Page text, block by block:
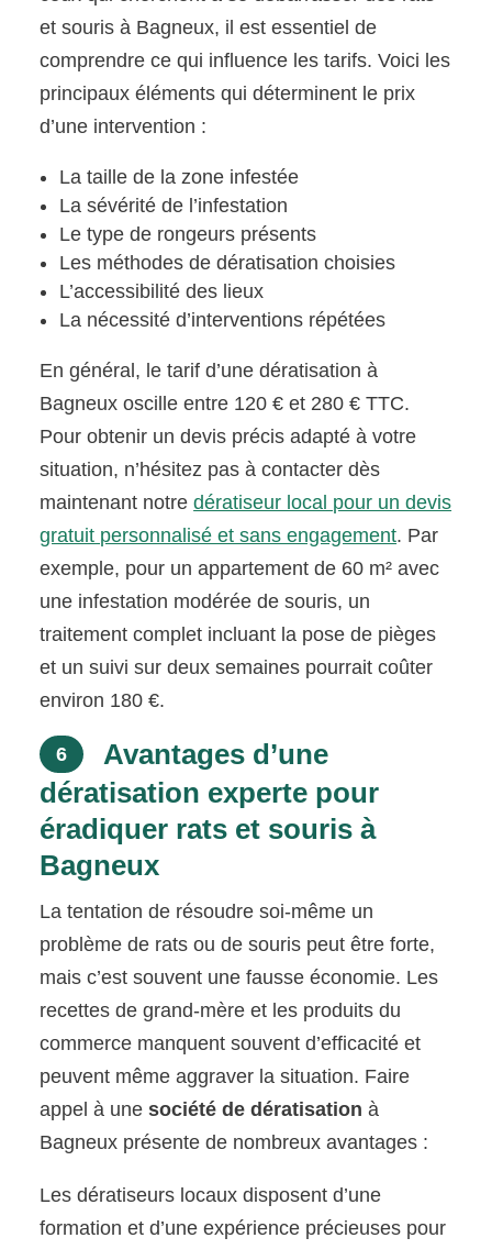
et souris à Bagneux, il est essentiel de
comprendre ce qui influence les tarifs. Voici les
principaux éléments qui déterminent le prix
d’une intervention :
La taille de la zone infestée
La sévérité de l’infestation
Le type de rongeurs présents
Les méthodes de dératisation choisies
L’accessibilité des lieux
La nécessité d’interventions répétées
En général, le tarif d’une dératisation à
Bagneux oscille entre 120 € et 280 € TTC.
Pour obtenir un devis précis adapté à votre
situation, n’hésitez pas à contacter dès
maintenant notredératiseur local pour un devis
gratuit personnalisé et sans engagement. Par
exemple, pour un appartement de 60 m² avec
une infestation modérée de souris, un
traitement complet incluant la pose de pièges
et un suivi sur deux semaines pourrait coûter
environ 180 €.
6
Avantages d’une
dératisation experte pour
éradiquer rats et souris à
Bagneux
La tentation de résoudre soi-même un
problème de rats ou de souris peut être forte,
mais c’est souvent une fausse économie. Les
recettes de grand-mère et les produits du
commerce manquent souvent d’efficacité et
peuvent même aggraver la situation. Faire
appel à unesociété de dératisation à
Bagneux présente de nombreux avantages :
Les dératiseurs locaux disposent d’une
formation et d’une expérience précieuses pour